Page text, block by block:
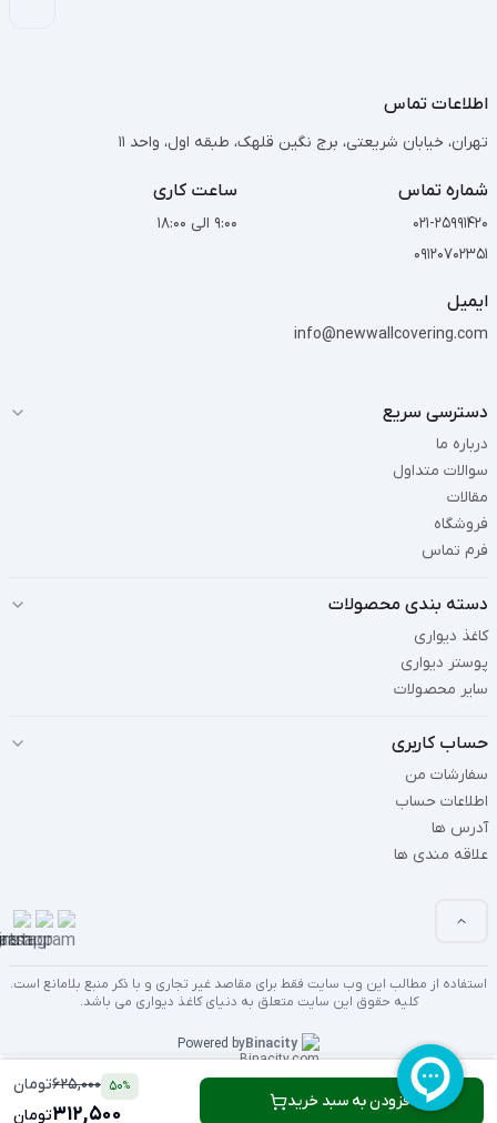
افزودن به سبد خرید
%
50
625,000تومان
312,500تومان
اطلاعات تماس
تهران، خیابان شریعتی، برج نگین قلهک، طبقه اول، واحد 11
شماره تماس
021-25991420
09120702351
ساعت کاری
9:00 الی 18:00
ایمیل
info@newwallcovering.com
دسترسی سریع
درباره ما
سوالات متداول
مقالات
فروشگاه
فرم تماس
دسته بندی محصولات
کاغذ دیواری
پوستر دیواری
سایر محصولات
حساب کاربری
سفارشات من
اطلاعات حساب
آدرس ها
علاقه مندی ها
استفاده از مطالب این وب سایت فقط برای مقاصد غیر تجاری و با ذکر منبع بلامانع است.
کلیه حقوق این سایت متعلق به دنیای کاغذ دیواری می باشد.
Powered byBinacity